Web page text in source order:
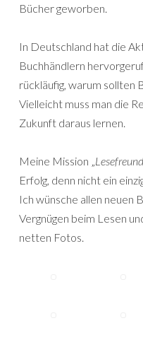
Bücher geworben.
In Deutschland hat die
Buchhändlern
rückläufig, warum sollten
Vielleicht muss man die
Zukunft daraus lernen.
Meine Mission „
Erfolg, denn nicht ein
Ich wünsche allen neuen
Vergnügen beim Lesen
netten Fotos.